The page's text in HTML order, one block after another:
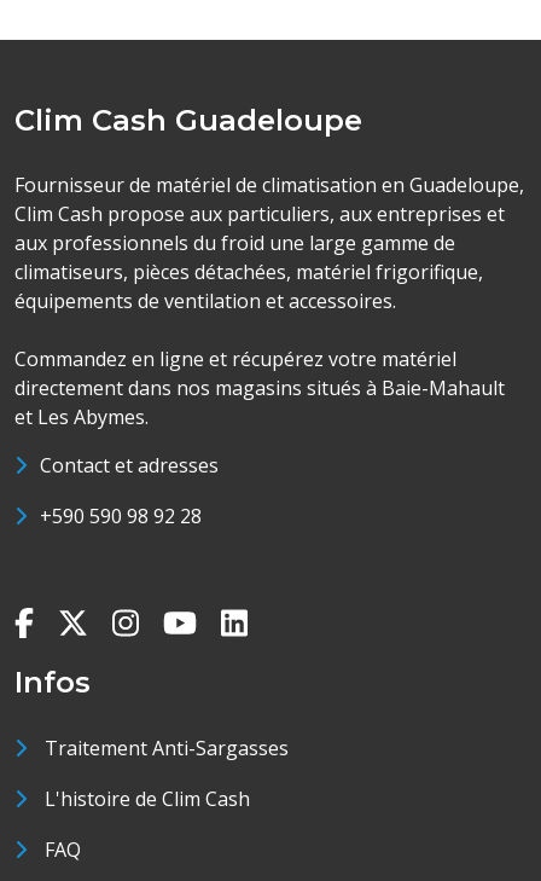
Clim Cash Guadeloupe
Fournisseur de matériel de climatisation en Guadeloupe,
Clim Cash propose aux particuliers, aux entreprises et
aux professionnels du froid une large gamme de
climatiseurs, pièces détachées, matériel frigorifique,
équipements de ventilation et accessoires.
Commandez en ligne et récupérez votre matériel
directement dans nos magasins situés à Baie-Mahault
et Les Abymes.
Contact et adresses
+590 590 98 92 28
Infos
Traitement Anti-Sargasses
L'histoire de Clim Cash
FAQ